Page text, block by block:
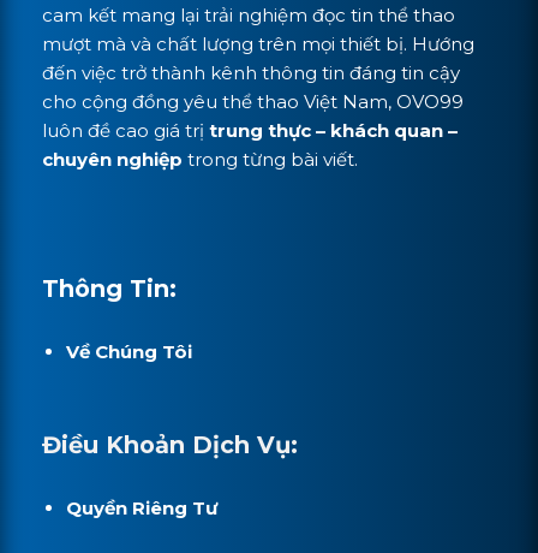
cam kết mang lại trải nghiệm đọc tin thể thao
mượt mà và chất lượng trên mọi thiết bị. Hướng
đến việc trở thành kênh thông tin đáng tin cậy
cho cộng đồng yêu thể thao Việt Nam, OVO99
luôn đề cao giá trị trung thực – khách quan –
chuyên nghiệp trong từng bài viết.
Thông Tin:
Về Chúng Tôi
Điều Khoản Dịch Vụ:
Quyền Riêng Tư